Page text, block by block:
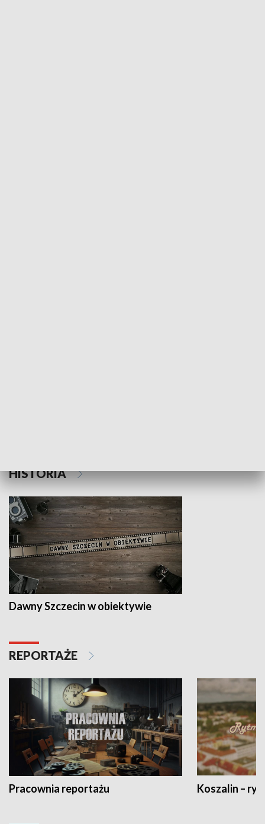
HISTORIA
Dawny Szczecin w obiektywie
REPORTAŻE
Pracownia reportażu Koszalin –